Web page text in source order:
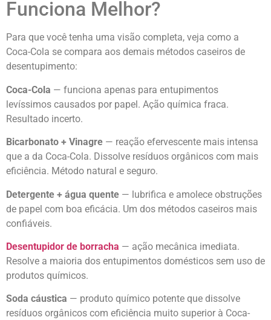
Funciona Melhor?
Para que você tenha uma visão completa, veja como a
Coca-Cola se compara aos demais métodos caseiros de
desentupimento:
Coca-Cola — funciona apenas para entupimentos
levíssimos causados por papel. Ação química fraca.
Resultado incerto.
Bicarbonato + Vinagre — reação efervescente mais intensa
que a da Coca-Cola. Dissolve resíduos orgânicos com mais
eficiência. Método natural e seguro.
Detergente + água quente — lubrifica e amolece obstruções
de papel com boa eficácia. Um dos métodos caseiros mais
confiáveis.
Desentupidor de borracha — ação mecânica imediata.
Resolve a maioria dos entupimentos domésticos sem uso de
produtos químicos.
Soda cáustica — produto químico potente que dissolve
resíduos orgânicos com eficiência muito superior à Coca-